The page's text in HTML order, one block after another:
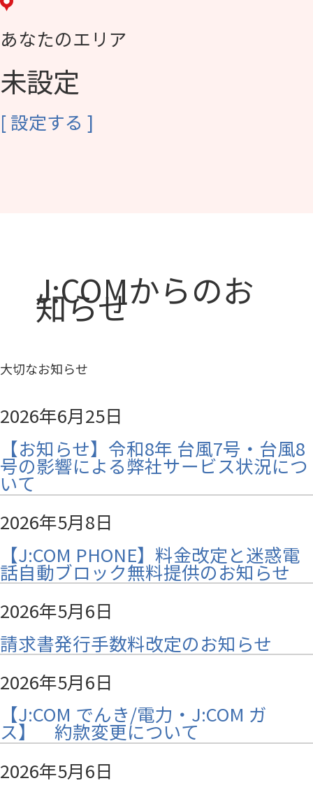
あなたのエリア
未設定
[設定する ]
J:COMからのお
知らせ
大切なお知らせ
2026年6月25日
【お知らせ】令和8年 台風7号・台風8
号の影響による弊社サービス状況につ
いて
2026年5月8日
【J:COM PHONE】料金改定と迷惑電
話自動ブロック無料提供のお知らせ
2026年5月6日
請求書発行手数料改定のお知らせ
2026年5月6日
【J:COM でんき/電力・J:COM ガ
ス】 約款変更について
2026年5月6日